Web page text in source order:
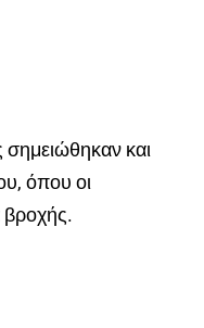
σημειώθηκαν και
όπου οι
βροχής.